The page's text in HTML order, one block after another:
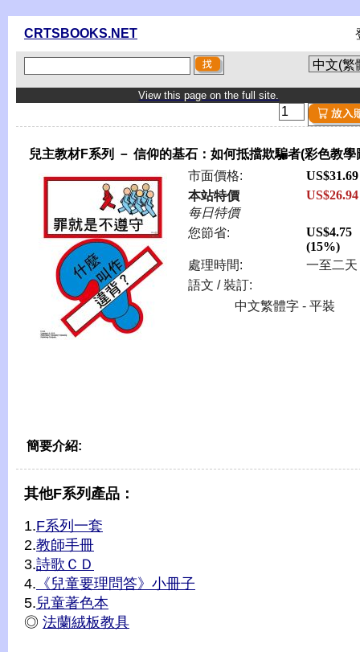
CRTSBOOKS.NET
View this page on the full site.
兒主教材F系列 － 信仰的基石：如何抵擋欺騙者(彩色教學
市面價格:
US$31.69
本站特價
每日特價
US$26.94
您節省:
US$4.75
(15%)
處理時間:
一至二天
語文 / 裝訂:
中文繁體字 - 平裝
簡要介紹:
其他F系列產品：
1.F系列一套
2.教師手冊
3.詩歌ＣＤ
4. 《兒童要理問答》小冊子
5.兒童著色本
◎ 法蘭絨板教具